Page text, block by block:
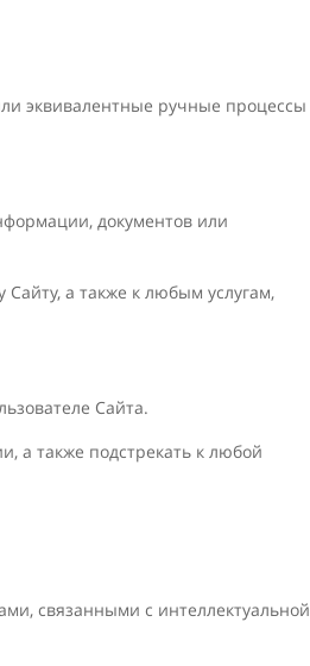
эквивалентные ручные процессы
документов или
а также к любым услугам,
Сайта.
а также подстрекать к любой
связанными с интеллектуальной